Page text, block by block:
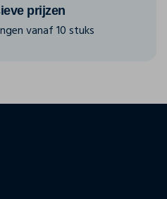
prijzen
vanaf 10 stuks